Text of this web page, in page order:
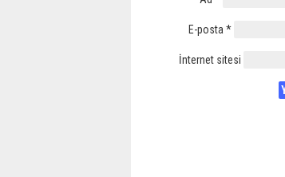
E-posta *
İnternet sitesi